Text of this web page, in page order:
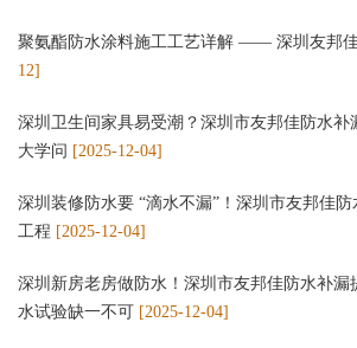
聚氨酯防水涂料施工工艺详解 —— 深圳友邦
12]
深圳卫生间家具易受潮？深圳市友邦佳防水补
大学问 [2025-12-04]
深圳装修防水要 “滴水不漏”！深圳市友邦佳
工程 [2025-12-04]
深圳新房老房做防水！深圳市友邦佳防水补漏
水试验缺一不可 [2025-12-04]